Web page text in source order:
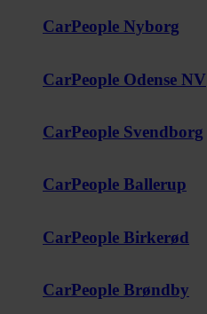
CarPeople Nyborg
CarPeople Odense NV
CarPeople Svendborg
CarPeople Ballerup
CarPeople Birkerød
CarPeople Brøndby